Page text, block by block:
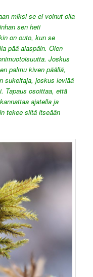
miksi se ei voinut olla
sen heti
on outo, kun se
pää alaspäin. Olen
Joskus
palmu kiven päällä,
sukeltaja, joskus leviää
Tapaus osoittaa, että
ajatella ja
tekee siitä itseään